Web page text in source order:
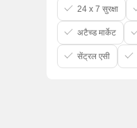
24 x 7 सुरक्षा
अटैच्ड मार्केट
सेंट्रल एसी